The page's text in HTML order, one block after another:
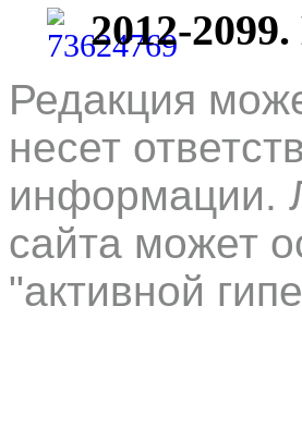
2012-
Редакция
несет
информации.
сайта может
"активной